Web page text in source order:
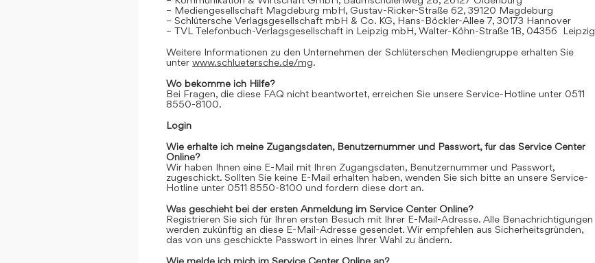
– Mediengesellschaft Magdeburg mbH, Gustav-Ricker-Straße 62, 39120 Magdeburg
– Schlütersche Verlagsgesellschaft mbH & Co. KG, Hans-Böckler-Allee 7, 30173 Hannover
– TVL Telefonbuch-Verlagsgesellschaft in Leipzig mbH, Walter-Köhn-Straße 1B, 04356 Leipzig
Weitere Informationen zu den Unternehmen der Schlüterschen Mediengruppe erhalten Sie
unter www.schluetersche.de/mg.
Wo bekomme ich Hilfe?
Bei Fragen, die diese FAQ nicht beantwortet, erreichen Sie unsere Service-Hotline unter 0511
8550-8100.
Login
Wie erhalte ich meine Zugangsdaten, Benutzernummer und Passwort, für das Service Center
Online?
Wir haben Ihnen eine E-Mail mit Ihren Zugangsdaten, Benutzernummer und Passwort,
zugeschickt. Sollten Sie keine E-Mail erhalten haben, wenden Sie sich bitte an unsere Service-
Hotline unter 0511 8550-8100 und fordern diese dort an.
Was geschieht bei der ersten Anmeldung im Service Center Online?
Registrieren Sie sich für Ihren ersten Besuch mit Ihrer E-Mail-Adresse. Alle Benachrichtigungen
werden zukünftig an diese E-Mail-Adresse gesendet. Wir empfehlen aus Sicherheitsgründen,
das von uns geschickte Passwort in eines Ihrer Wahl zu ändern.
Wie melde ich mich im Service Center Online an?